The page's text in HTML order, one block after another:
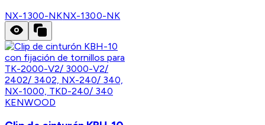
NX-1300-NKNX-1300-NK
KENWOOD